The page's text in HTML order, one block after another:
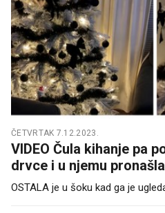
ČETVRTAK 7.12.2023.
VIDEO Čula kihanje pa
drvce i u njemu
OSTALA je u šoku kad ga je